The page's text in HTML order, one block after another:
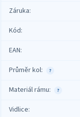
Záruka:
Kód:
EAN:
?
Průměr kol:
?
Materiál rámu:
Vidlice: